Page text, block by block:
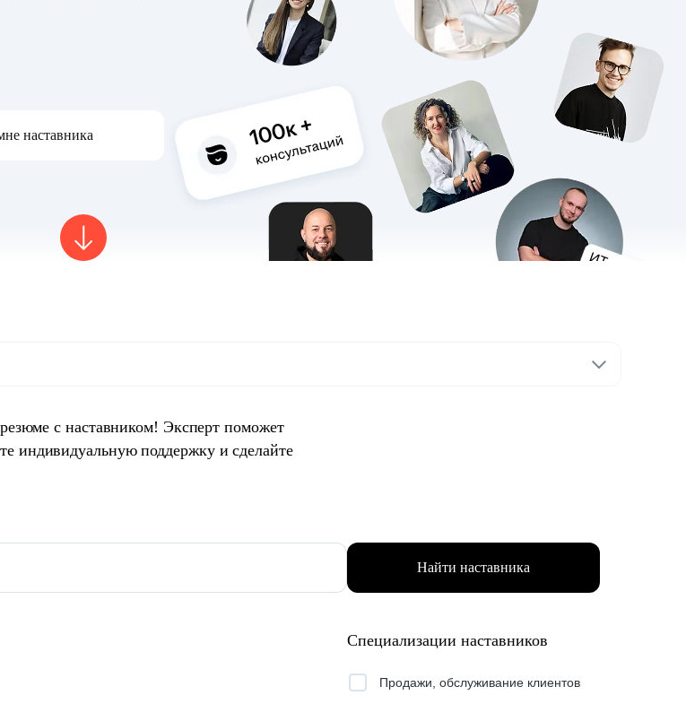
наставника
с наставником! Эксперт поможет
индивидуальную поддержку и сделайте
Найти наставника
Специализации наставников
Продажи, обслуживание клиентов